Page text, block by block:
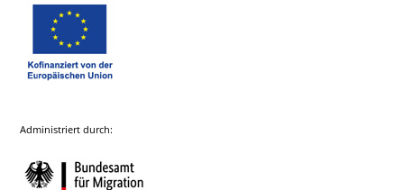
Administriert durch: